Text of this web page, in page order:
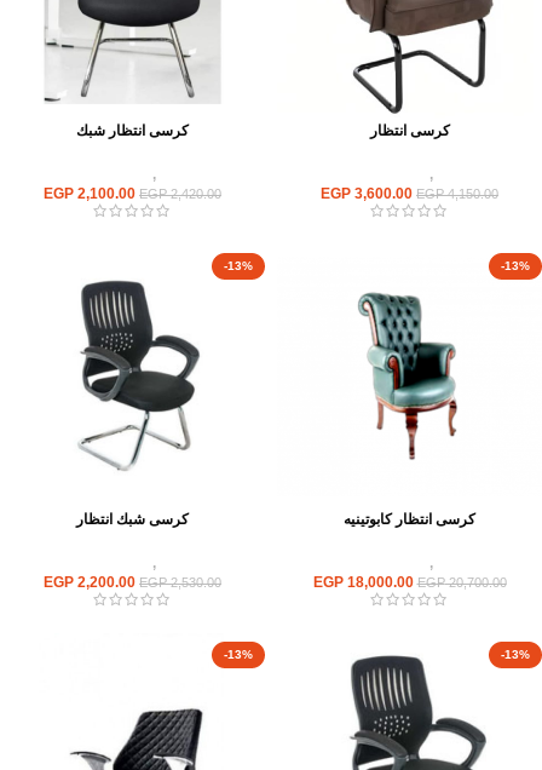
كرسى انتظار
,
EGP4,150.00
EGP 3,600.00
كرسى انتظار شبك
,
EGP2,420.00
EGP 2,100.00
-13%
كرسى انتظار كابوتينيه
,
EGP20,700.00
EGP18,000.00
-13%
كرسى شبك انتظار
,
EGP2,530.00
EGP 2,200.00
-13%
-13%